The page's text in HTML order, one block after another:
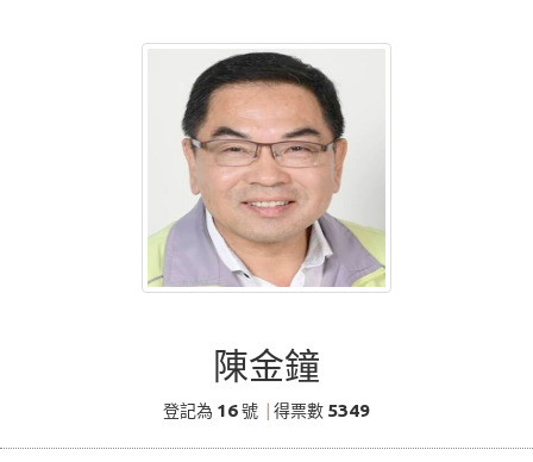
陳金鐘
登記為 16號 得票數 5349